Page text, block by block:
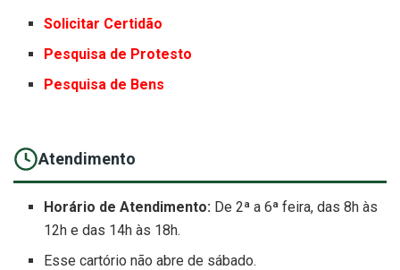
Solicitar Certidão
Pesquisa de Protesto
Pesquisa de Bens
Atendimento
Horário de Atendimento: De 2ª a 6ª feira, das 8h às
12h e das 14h às 18h.
Esse cartório não abre de sábado.